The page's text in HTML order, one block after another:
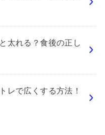
太れる？食後の正し
レで広くする方法！